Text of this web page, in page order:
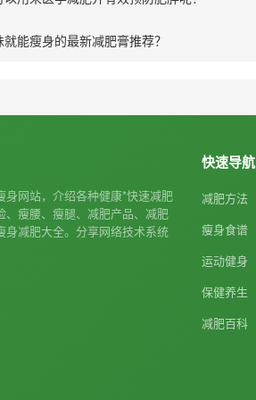
能瘦身的最新减肥膏推荐？
身网站，介绍各种健康*快速减肥
、瘦腰、瘦腿、减肥产品、减肥
身减肥大全。分享网络技术系统
快速导航
减肥方法
瘦身食谱
运动健身
保健养生
减肥百科